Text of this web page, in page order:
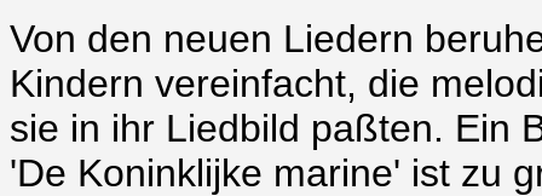
Von den neuen Liedern
Kindern vereinfacht, die
sie in ihr Liedbild paßten. Ein
'De Koninklijke marine' ist zu